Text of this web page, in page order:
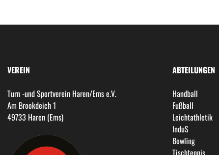
VEREIN
Turn -und Sportverein Haren/Ems e.V.
Am Brookdeich 1
49733 Haren (Ems)
ABTEILUNGEN
Handball
Fußball
Leichtathletik
InduS
Bowling
Tischtennis